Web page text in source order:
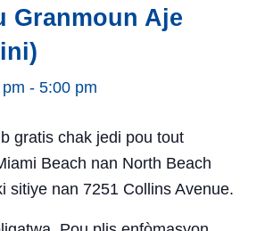
Granmoun Aje
- 5:00 pm
gratis chak jedi pou tout
Beach nan North Beach
sitiye nan 7251 Collins Avenue.